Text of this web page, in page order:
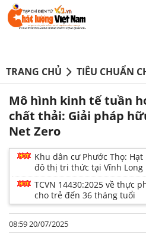
TRANG CHỦ TIÊU CHUẨN
Mô hình kinh tế tuần
chất thải: Giải pháp
Net Zero
Khu dân cư Phước Thọ:
đô thị tri thức tại Vĩnh Long
TCVN 14430:2025 về thực
cho trẻ đến 36 tháng tuổi
08:59 20/07/2025